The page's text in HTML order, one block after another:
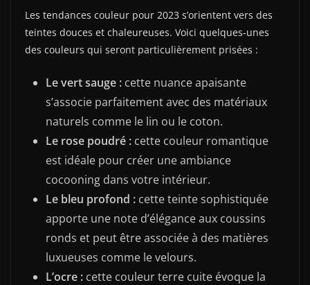
Les tendances couleur pour 2023 s’orientent vers des
teintes douces et chaleureuses. Voici quelques-unes
des couleurs qui seront particulièrement prisées :
Le vert sauge : cette nuance apaisante
s’associe parfaitement avec des matériaux
naturels comme le lin ou le coton.
Le rose poudré : cette couleur romantique
est idéale pour créer une ambiance
cocooning dans votre intérieur.
Le bleu profond : cette teinte sophistiquée
apporte une note d’élégance aux coussins
ronds et peut être associée à des matières
luxueuses comme le velours.
L’ocre : cette couleur terre cuite évoque la